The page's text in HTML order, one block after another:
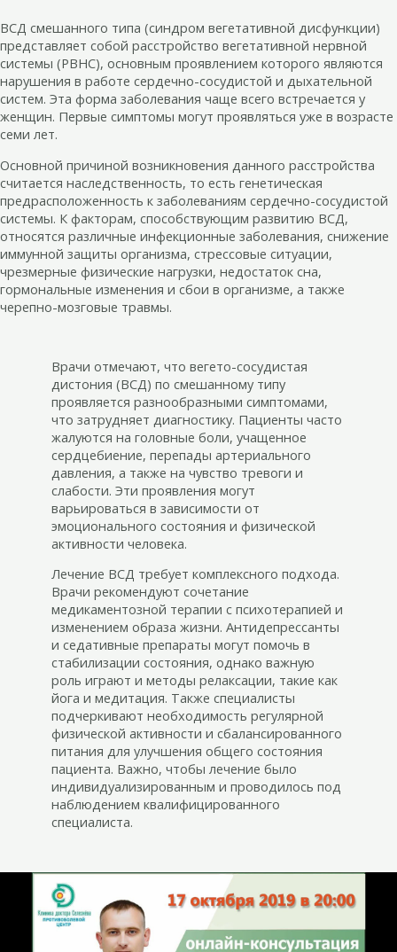
ВСД смешанного типа (синдром вегетативной дисфункции)
представляет собой расстройство вегетативной нервной
системы (РВНС), основным проявлением которого являются
нарушения в работе сердечно-сосудистой и дыхательной
систем. Эта форма заболевания чаще всего встречается у
женщин. Первые симптомы могут проявляться уже в возрасте
семи лет.
Основной причиной возникновения данного расстройства
считается наследственность, то есть генетическая
предрасположенность к заболеваниям сердечно-сосудистой
системы. К факторам, способствующим развитию ВСД,
относятся различные инфекционные заболевания, снижение
иммунной защиты организма, стрессовые ситуации,
чрезмерные физические нагрузки, недостаток сна,
гормональные изменения и сбои в организме, а также
черепно-мозговые травмы.
Врачи отмечают, что вегето-сосудистая
дистония (ВСД) по смешанному типу
проявляется разнообразными симптомами,
что затрудняет диагностику. Пациенты часто
жалуются на головные боли, учащенное
сердцебиение, перепады артериального
давления, а также на чувство тревоги и
слабости. Эти проявления могут
варьироваться в зависимости от
эмоционального состояния и физической
активности человека.
Лечение ВСД требует комплексного подхода.
Врачи рекомендуют сочетание
медикаментозной терапии с психотерапией и
изменением образа жизни. Антидепрессанты
и седативные препараты могут помочь в
стабилизации состояния, однако важную
роль играют и методы релаксации, такие как
йога и медитация. Также специалисты
подчеркивают необходимость регулярной
физической активности и сбалансированного
питания для улучшения общего состояния
пациента. Важно, чтобы лечение было
индивидуализированным и проводилось под
наблюдением квалифицированного
специалиста.